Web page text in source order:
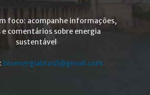
foco: acompanhe informações,
comentários sobre energia
sustentável
bioenergiabrasil@gmail.com